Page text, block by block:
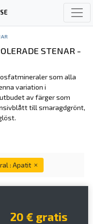
SE
STENAR -
som alla
variation i
av färger som
till smaragdgrönt,
: Apatit
20 € gratis